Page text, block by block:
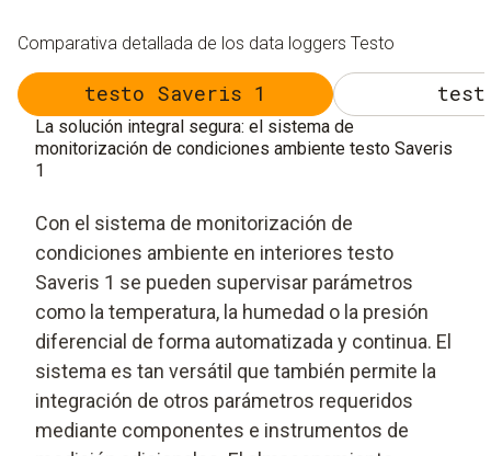
Comparativa detallada de los data loggers Testo
testo Saveris 1
La solución integral segura: el sistema de
monitorización de condiciones ambiente testo Saveris
1
Con el sistema de monitorización de
condiciones ambiente en interiores testo
Saveris 1 se pueden supervisar parámetros
como la temperatura, la humedad o la presión
diferencial de forma automatizada y continua. El
sistema es tan versátil que también permite la
integración de otros parámetros requeridos
mediante componentes e instrumentos de